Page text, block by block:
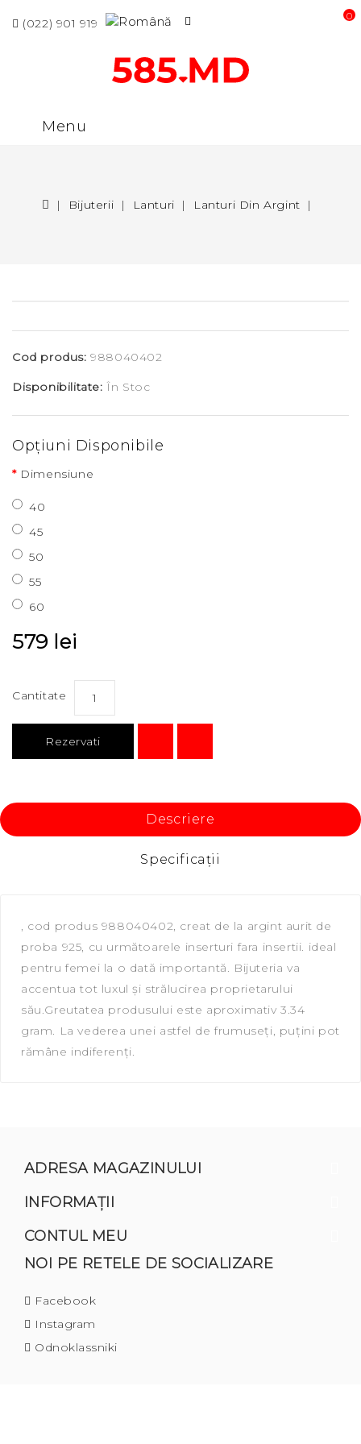
(022) 901 919
0
Menu
Bijuterii Lanturi Lanturi Din Argint
Cod produs:988040402
Disponibilitate: În Stoc
Opţiuni Disponibile
Dimensiune
40
45
50
55
60
579 lei
Cantitate
Rezervati
Descriere
Specificaţii
, сod produs 988040402, creat de la argint aurit de
proba 925, cu următoarele inserturi fara insertii. ideal
pentru femei la o dată importantă. Bijuteria va
accentua tot luxul și strălucirea proprietarului
său.Greutatea produsului este aproximativ 3.34
gram. La vederea unei astfel de frumuseți, puțini pot
rămâne indiferenți.
ADRESA MAGAZINULUI
INFORMAŢII
CONTUL MEU
NOI PE RETELE DE SOCIALIZARE
Facebook
Instagram
Odnoklassniki